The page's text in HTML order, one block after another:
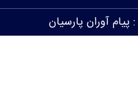
:پیام آوران پارسیان